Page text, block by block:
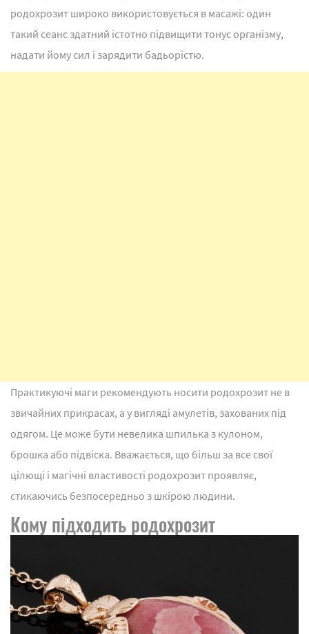
родохрозит широко використовується в масажі: один
такий сеанс здатний істотно підвищити тонус організму,
надати йому сил і зарядити бадьорістю.
Практикуючі маги рекомендують носити родохрозит не в
звичайних прикрасах, а у вигляді амулетів, захованих під
одягом. Це може бути невелика шпилька з кулоном,
брошка або підвіска. Вважається, що більш за все свої
цілющі і магічні властивості родохрозит проявляє,
стикаючись безпосередньо з шкірою людини.
Кому підходить родохрозит